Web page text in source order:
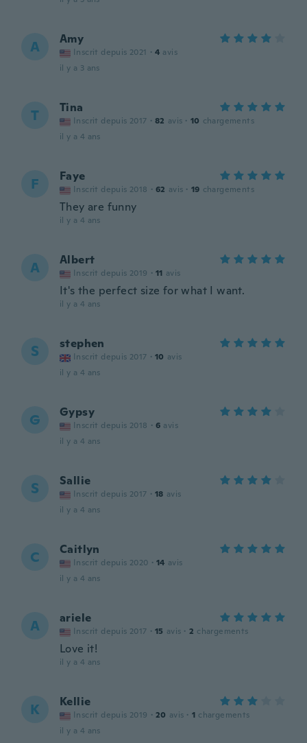
A Amy
Inscrit depuis 2021 · 4 avis
il y a 3 ans
T Tina
Inscrit depuis 2017 · 82 avis · 10 chargements
il y a 4 ans
F Faye
Inscrit depuis 2018 · 62 avis · 19 chargements
They are funny
il y a 4 ans
A Albert
Inscrit depuis 2019 · 11 avis
It's the perfect size for what I want.
il y a 4 ans
S stephen
Inscrit depuis 2017 · 10 avis
il y a 4 ans
G Gypsy
Inscrit depuis 2018 · 6 avis
il y a 4 ans
S Sallie
Inscrit depuis 2017 · 18 avis
il y a 4 ans
C Caitlyn
Inscrit depuis 2020 · 14 avis
il y a 4 ans
A ariele
Inscrit depuis 2017 · 15 avis · 2 chargements
Love it!
il y a 4 ans
K Kellie
Inscrit depuis 2019 · 20 avis · 1 chargements
il y a 4 ans